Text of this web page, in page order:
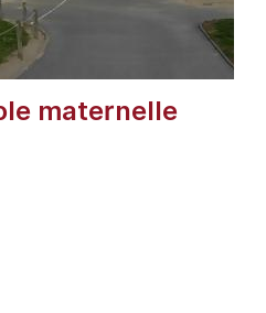
maternelle